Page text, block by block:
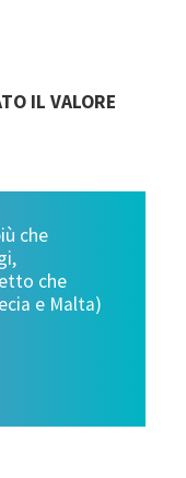
IL VALORE
che
che
e Malta)